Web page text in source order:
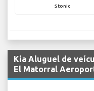
Stonic
Kia Aluguel de
El Matorral